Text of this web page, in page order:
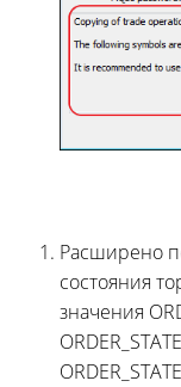
Расширено
состояния
значения